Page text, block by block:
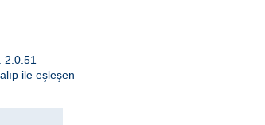
2.0.51
ile eşleşen